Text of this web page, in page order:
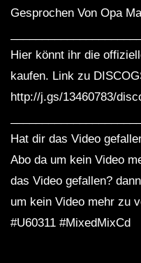
Gesprochen Von Opa
Hier könnt ihr die
kaufen. Link zu
http://j.gs/13460783/
Hat dir das Video
Abo da um kein Video
das Video gefallen?
um kein Video mehr zu
#U60311 #MixedMixCd